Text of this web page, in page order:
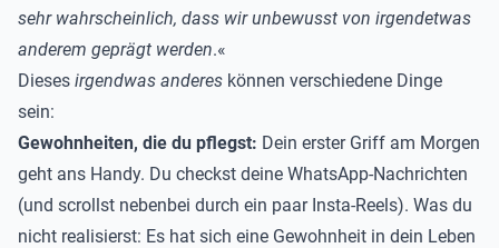
sehr wahrscheinlich, dass wir unbewusst von irgendetwas
anderem geprägt werden.«
Dieses irgendwas anderes können verschiedene Dinge
sein:
Gewohnheiten, die du pflegst: Dein erster Griff am Morgen
geht ans Handy. Du checkst deine WhatsApp-Nachrichten
(und scrollst nebenbei durch ein paar Insta-Reels). Was du
nicht realisierst: Es hat sich eine Gewohnheit in dein Leben